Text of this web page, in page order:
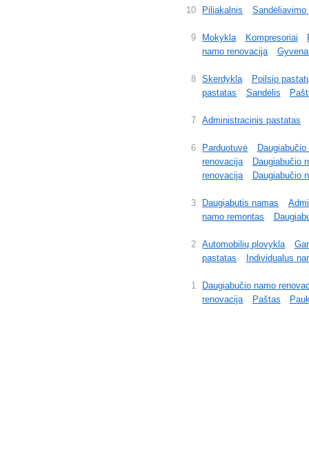
10 Piliakalnis Sandėliavimo
9 Mokykla Kompresoriai
namo renovacija
8 Skerdykla
Poilsio
pastatas
Sandėlis
7 Administracinis pastatas
6 Parduotuvė
renovacija
Daugiabučio
renovacija
Daugiabučio
3 Daugiabutis namas
namo remontas
2 Automobilių plovykla
pastatas
Individualus
1
Daugiabučio namo
renovacija
Paštas